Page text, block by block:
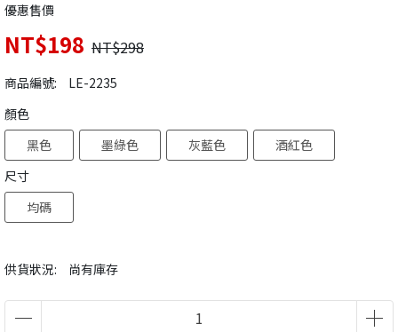
優惠售價
NT$198 NT$298
商品編號: LE-2235
供貨狀況: 尚有庫存
顏色
黑色
墨綠色 灰藍色
酒紅色
尺寸
均碼